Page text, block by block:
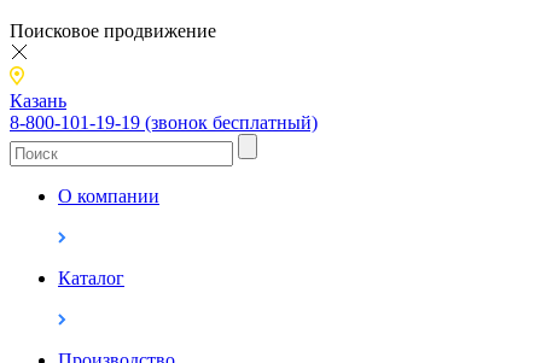
Поисковое продвижение
Казань
8-800-101-19-19 (звонок бесплатный)
О компании
Каталог